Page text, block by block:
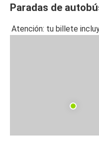
Paradas de
Atención: tu billete